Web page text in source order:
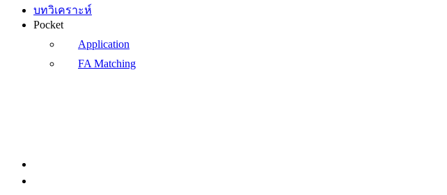
บทวิเคราะห์
Pocket
Application
FA Matching